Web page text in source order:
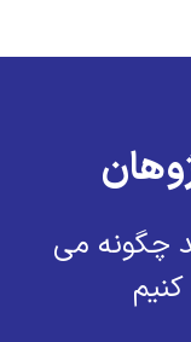
چگونه می